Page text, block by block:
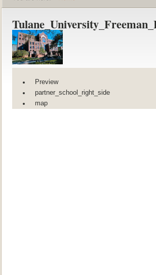
Preview
partner_school_right_side
map